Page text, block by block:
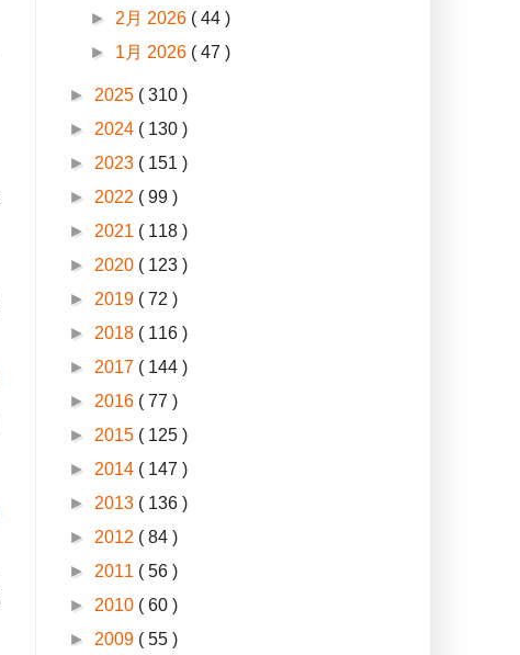
► 2月 2026 ( 44 )
► 1月 2026 ( 47 )
► 2025 ( 310 )
► 2024 ( 130 )
► 2023 ( 151 )
► 2022 ( 99 )
► 2021 ( 118 )
► 2020 ( 123 )
► 2019 ( 72 )
► 2018 ( 116 )
► 2017 ( 144 )
► 2016 ( 77 )
► 2015 ( 125 )
► 2014 ( 147 )
► 2013 ( 136 )
► 2012 ( 84 )
► 2011 ( 56 )
► 2010 ( 60 )
► 2009 ( 55 )